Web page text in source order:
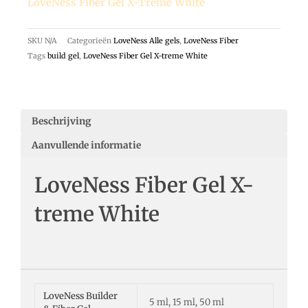
SKU N/A Categorieën LoveNess Alle gels, LoveNess Fiber
Tags build gel, LoveNess Fiber Gel X-treme White
Beschrijving
Aanvullende informatie
LoveNess Fiber Gel X-
treme White
LoveNess Builder
5 ml, 15 ml, 50 ml